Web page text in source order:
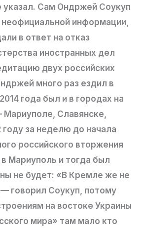
Сам Ондржей Соукуп
неофициальной информации,
в ответ на отказ
иностранных дел
двух российских
много раз ездил в
года был и в городах на
Славянске,
году за неделю до начала
российского вторжения
Мариуполь и тогда был
не будет: «В Кремле же не
говорил Соукуп, потому
на востоке Украины
мира» там мало кто